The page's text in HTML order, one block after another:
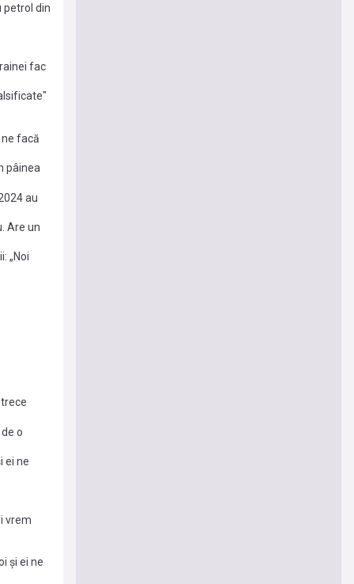
petrol din
fac
ne facă
pâinea
au
Are un
„Noi
o
ei ne
vrem
și ei ne